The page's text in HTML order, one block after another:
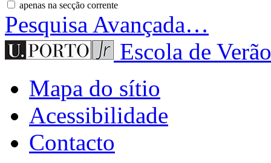
apenas na secção corrente
Pesquisa Avançada…
Escola de
Mapa do sítio
Acessibilidade
Contacto